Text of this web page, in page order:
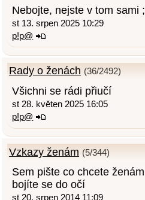
Nebojte, nejste v tom sami
st 13. srpen 2025 10:29
p!p@
Rady o ženách (36/2492)
Všichni se rádi přiučí
st 28. květen 2025 16:05
p!p@
Vzkazy ženám (5/344)
Sem pište co chcete
bojíte se do očí
st 20. srpen 2014 11:09